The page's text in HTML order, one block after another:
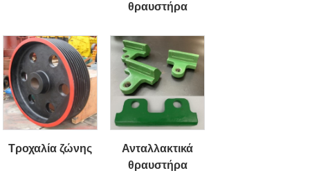
θραυστήρα
Τροχαλία ζώνης
Ανταλλακτικά
θραυστήρα